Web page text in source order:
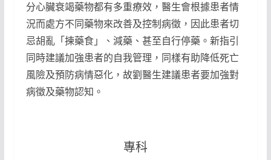
分心臟衰竭藥物都有多重療效，醫生會根據患者情
況而處方不同藥物來改善及控制病徵，因此患者切
忌胡亂「揀藥食」、減藥、甚至自行停藥。新指引
同時建議加強患者的自我管理，同樣有助降低死亡
風險及預防病情惡化，故劉醫生建議患者要加強對
病徵及藥物認知。
專科